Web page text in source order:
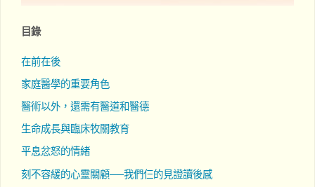
目錄
在前在後
家庭醫學的重要角色
醫術以外，還需有醫道和醫德
生命成長與臨床牧關教育
平息忿怒的情緒
刻不容緩的心靈關顧──我們仨的見證讀後感